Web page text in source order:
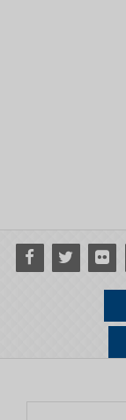
Facebook
Twitter Flickr